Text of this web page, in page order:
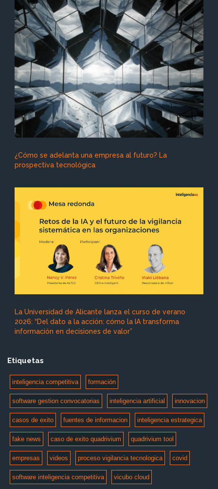
¿Cómo se adelanta una empresa al futuro? La
prospectiva tecnológica
La Universidad de Alicante lanza el curso de verano
2026: “Del dato a la acción: cómo la IA transforma
información en decisiones de valor”
Etiquetas
inteligencia competitiva formación
software gestion convocatorias inteligencia artificial innovacion
casos de exito fuentes de informacion inteligencia estrategica
fake news caso de exito quadrivium quadrivium tool
empresas videos proceso vigilancia tecnologica covid
software inteligencia competitiva vicubo cloud